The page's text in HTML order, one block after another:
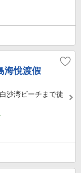
海悅渡假
沙湾ビーチまで徒